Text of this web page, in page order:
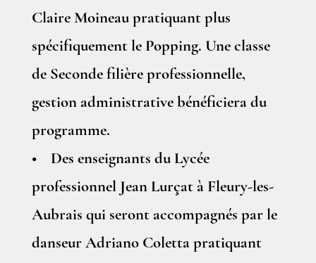
Claire Moineau pratiquant plus
spécifiquement le Popping. Une classe
de Seconde filière professionnelle,
gestion administrative bénéficiera du
programme.
• Des enseignants du Lycée
professionnel Jean Lurçat à Fleury-les-
Aubrais qui seront accompagnés par le
danseur Adriano Coletta pratiquant